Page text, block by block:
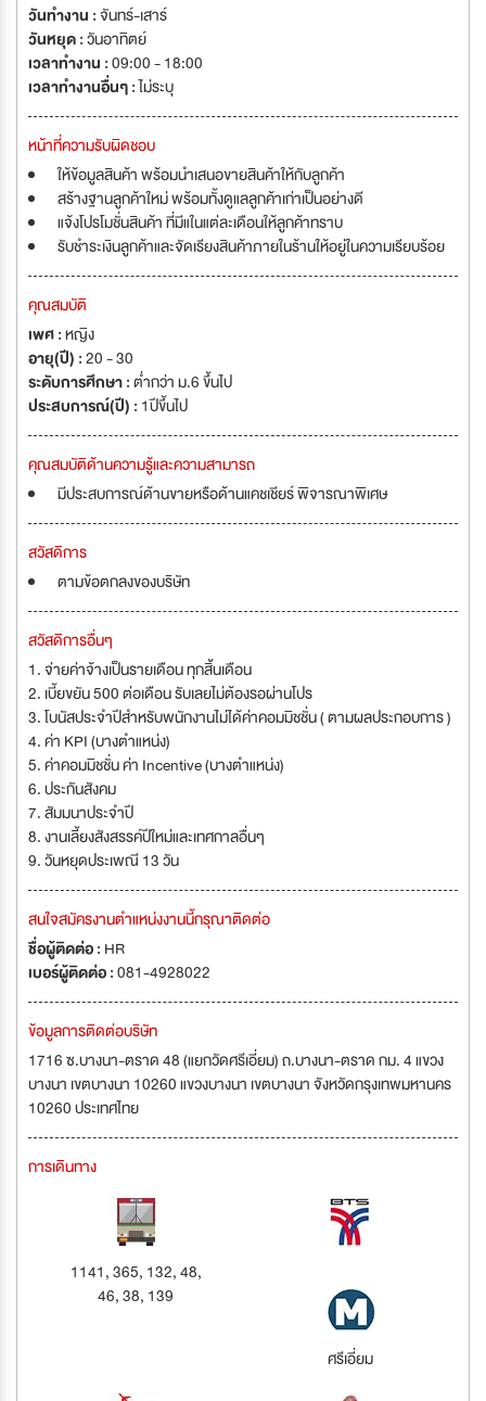
วันทำงาน :จันทร์-เสาร์
วันหยุด :วันอาทิตย์
เวลาทำงาน :09:00 - 18:00
เวลาทำงานอื่นๆ :ไม่ระบุ
หน้าที่ความรับผิดชอบ
ให้ข้อมูลสินค้า พร้อมนำเสนอขายสินค้าให้กับลูกค้า
สร้างฐานลูกค้าใหม่ พร้อมทั้งดูแลลูกค้าเก่าเป็นอย่างดี
แจ้งโปรโมชั่นสินค้า ที่มีแในแต่ละเดือนให้ลูกค้าทราบ
รับชำระเงินลูกค้าและจัดเรียงสินค้าภายในร้านให้อยู่ในความเรียบร้อย
คุณสมบัติ
เพศ :หญิง
อายุ(ปี) :20 - 30
ระดับการศึกษา :ต่ำกว่า ม.6 ขึ้นไป
ประสบการณ์(ปี) : 1ปีขึ้นไป
คุณสมบัติด้านความรู้และความสามารถ
มีประสบการณ์ด้านขายหรือด้านแคชเชียร์ พิจารณาพิเศษ
สวัสดิการ
ตามข้อตกลงของบริษัท
สวัสดิการอื่นๆ
1. จ่ายค่าจ้างเป็นรายเดือน ทุกสิ้นเดือน
2. เบี้ยขยัน 500 ต่อเดือน รับเลยไม่ต้องรอผ่านโปร
3. โบนัสประจำปีสำหรับพนักงานไม่ได้ค่าคอมมิชชั่น ( ตามผลประกอบการ )
4. ค่า KPI (บางตำแหน่ง)
5. ค่าคอมมิชชั่น ค่า Incentive (บางตำแหน่ง)
6. ประกันสังคม
7. สัมมนาประจำปี
8. งานเลี้ยงสังสรรค์ปีใหม่และเทศกาลอื่นๆ
9. วันหยุดประเพณี 13 วัน
สนใจสมัครงานตำแหน่งงานนี้กรุณาติดต่อ
ชื่อผู้ติดต่อ : HR
เบอร์ผู้ติดต่อ :081-4928022
ข้อมูลการติดต่อบริษัท
1716 ซ.บางนา-ตราด 48 (แยกวัดศรีเอี่ยม) ถ.บางนา-ตราด กม. 4 แขวง
บางนา เขตบางนา 10260 แขวงบางนา เขตบางนา จังหวัดกรุงเทพมหานคร
10260 ประเทศไทย
การเดินทาง
1141, 365, 132, 48,
46, 38, 139
ศรีเอี่ยม